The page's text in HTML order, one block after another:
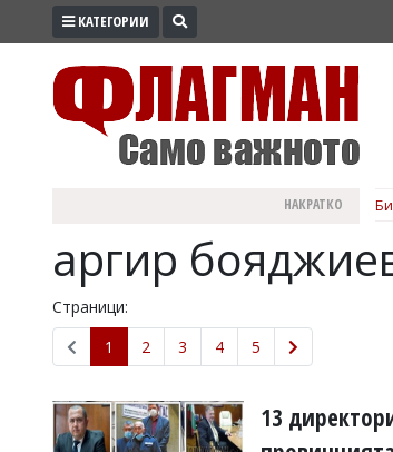
ПРОМО
ЗДРАВЕ
ПОЛИТИКА
ОБЩИНИ
ОБЩЕСТВО
ЛАЙФСТАЙЛ
ВОЙНАТА
КАТЕГОРИИ
НАКРАТКО
аргир
Страници:
1
2 3 4 5
13